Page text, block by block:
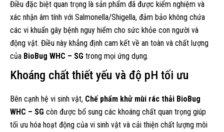
Điều đặc biệt quan trọng là sản phẩm đã được kiểm nghiệm và
xác nhận âm tính với Salmonella/Shigella, đảm bảo không chứa
các vi khuẩn gây bệnh nguy hiểm cho sức khỏe con người và
động vật. Điều này khẳng định cam kết về an toàn và chất lượng
của BioBug WHC – SG trong mọi ứng dụng.
Khoáng chất thiết yếu và độ pH tối ưu
Bên cạnh hệ vi sinh vật, Chế phẩm khử mùi rác thải BioBug
WHC – SG còn được bổ sung các khoáng chất quan trọng giúp
tối ưu hóa hoạt động của vi sinh vật và cải thiện chất lượng môi